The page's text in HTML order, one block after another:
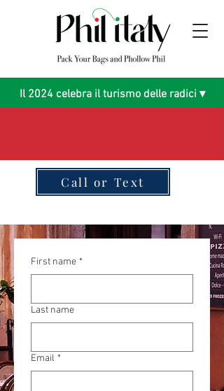
Il 2024 celebra il turismo delle radici ▾
Call or Text
First name *
Last name
Email *